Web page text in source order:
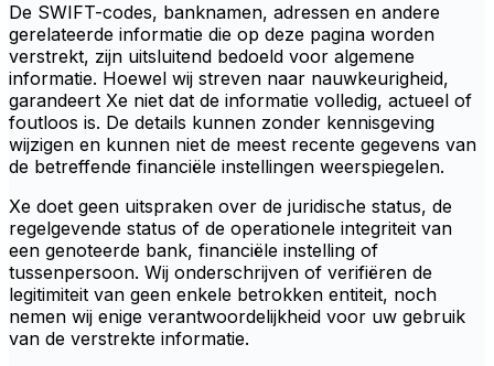
De SWIFT-codes, banknamen, adressen en andere
gerelateerde informatie die op deze pagina worden
verstrekt, zijn uitsluitend bedoeld voor algemene
informatie. Hoewel wij streven naar nauwkeurigheid,
garandeert Xe niet dat de informatie volledig, actueel of
foutloos is. De details kunnen zonder kennisgeving
wijzigen en kunnen niet de meest recente gegevens van
de betreffende financiële instellingen weerspiegelen.
Xe doet geen uitspraken over de juridische status, de
regelgevende status of de operationele integriteit van
een genoteerde bank, financiële instelling of
tussenpersoon. Wij onderschrijven of verifiëren de
legitimiteit van geen enkele betrokken entiteit, noch
nemen wij enige verantwoordelijkheid voor uw gebruik
van de verstrekte informatie.